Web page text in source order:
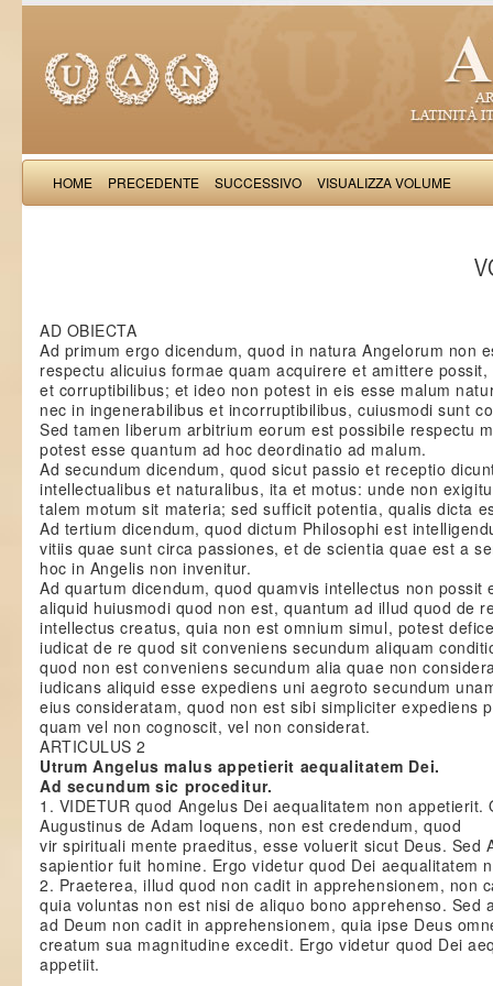
HOME PRECEDENTE SUCCESSIVO VISUALIZZA VOLUME
AD OBIECTA
Ad primum ergo dicendum, quod in natura Angelorum non
respectu alicuius formae quam acquirere et amittere
et corruptibilibus; et ideo non potest in eis esse malum
nec in ingenerabilibus et incorruptibilibus, cuiusmodi sunt
Sed tamen liberum arbitrium eorum est possibile respectu
potest esse quantum ad hoc deordinatio ad malum.
Ad secundum dicendum, quod sicut passio et receptio
intellectualibus et naturalibus, ita et motus: unde non
talem motum sit materia; sed sufficit potentia, qualis dicta
Ad tertium dicendum, quod dictum Philosophi est
vitiis quae sunt circa passiones, et de scientia quae est a
hoc in Angelis non invenitur.
Ad quartum dicendum, quod quamvis intellectus non possit
aliquid huiusmodi quod non est, quantum ad illud quod de
intellectus creatus, quia non est omnium simul, potest
iudicat de re quod sit conveniens secundum aliquam
quod non est conveniens secundum alia quae non
iudicans aliquid esse expediens uni aegroto secundum
eius consideratam, quod non est sibi simpliciter expediens
quam vel non cognoscit, vel non considerat.
ARTICULUS 2
Utrum Angelus malus appetierit aequalitatem Dei.
Ad secundum sic proceditur.
1. VIDETUR quod Angelus Dei aequalitatem non appetierit.
Augustinus de Adam loquens, non est credendum, quod
vir spirituali mente praeditus, esse voluerit sicut Deus. Sed
sapientior fuit homine. Ergo videtur quod Dei aequalitatem
2. Praeterea, illud quod non cadit in apprehensionem, non
quia voluntas non est nisi de aliquo bono apprehenso. Sed
ad Deum non cadit in apprehensionem, quia ipse Deus
creatum sua magnitudine excedit. Ergo videtur quod Dei
appetiit.